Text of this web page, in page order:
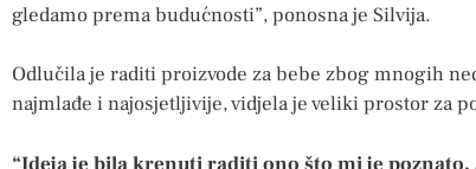
gledamo prema budućnosti”, ponosna je Silvija.
Odlučila je raditi proizvode za bebe zbog mnogih
najmlađe i najosjetljivije, vidjela je veliki prostor za